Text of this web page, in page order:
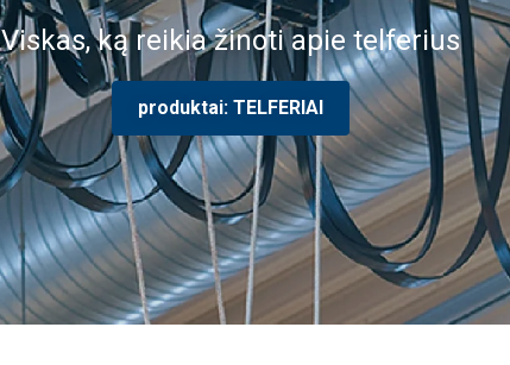
Viskas, ką reikia žinoti apie telferius
produktai: TELFERIAI